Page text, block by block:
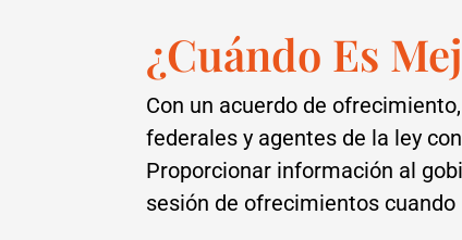
¿Cuándo Es
Con un acuerdo de
federales y agentes de la ley
Proporcionar información al
sesión de ofrecimientos cuando